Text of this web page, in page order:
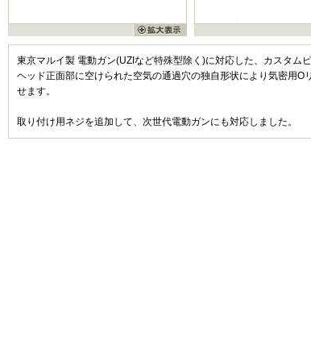
東京マルイ製 電動ガン(UZIなど特殊型除く)に対応した、カスタム
ヘッド正面部に空けられた空気の通過穴の独自形状により気密用
せます。
取り付け用ネジを追加して、次世代電動ガンにも対応しました。